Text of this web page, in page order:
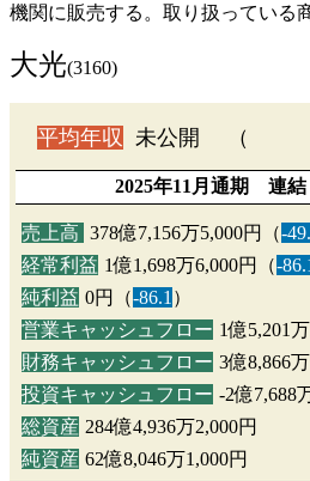
機関に販売する。取り扱っている
大光(3160)
平均年収 未公開 （
2025年11月通期 連
売上高 378億7,156万5,000円（-
経常利益 1億1,698万6,000円（-
純利益 0円（-86.1 ）
営業キャッシュフロー 1億5,201
財務キャッシュフロー 3億8,866
投資キャッシュフロー -2億7,688
総資産 284億4,936万2,000円
純資産 62億8,046万1,000円